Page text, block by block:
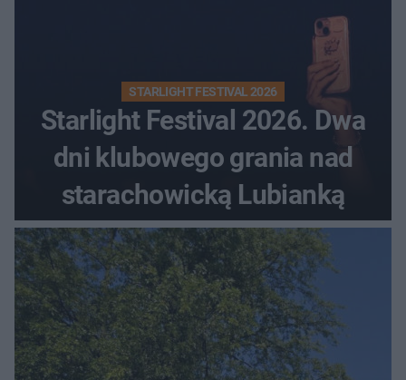
STARLIGHT FESTIVAL 2026
Starlight Festival 2026. Dwa
dni klubowego grania nad
starachowicką Lubianką